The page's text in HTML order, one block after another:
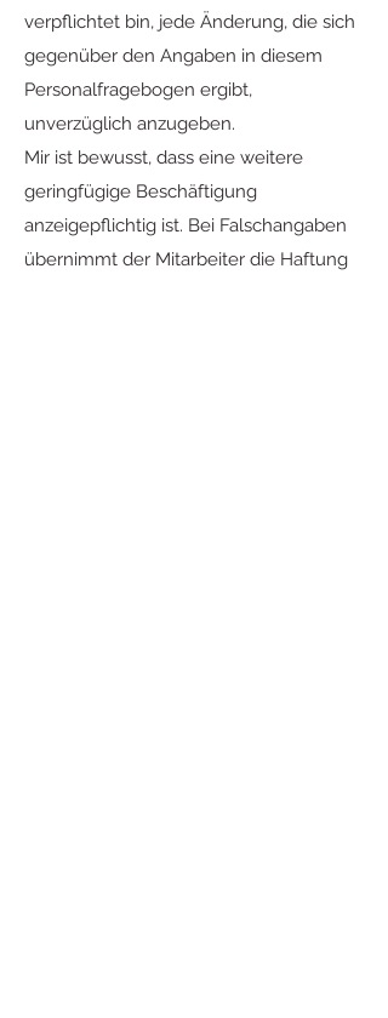
verpflichtet bin, jede Änderung, die sich
gegenüber den Angaben in diesem
Personalfragebogen ergibt,
unverzüglich anzugeben.
Mir ist bewusst, dass eine weitere
geringfügige Beschäftigung
anzeigepflichtig ist. Bei Falschangaben
übernimmt der Mitarbeiter die Haftung